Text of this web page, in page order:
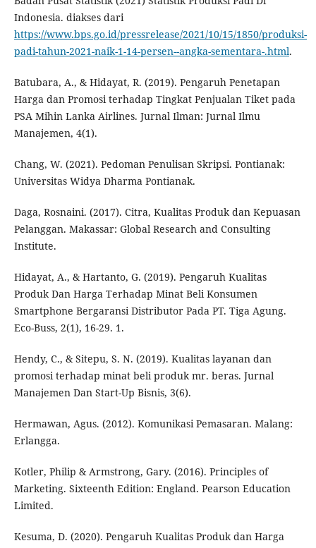
Indonesia. diakses dari
https://www.bps.go.id/pressrelease/2021/10/15/1850/produksi-
padi-tahun-2021-naik-1-14-persen--angka-sementara-.html.
Batubara, A., & Hidayat, R. (2019). Pengaruh Penetapan
Harga dan Promosi terhadap Tingkat Penjualan Tiket pada
PSA Mihin Lanka Airlines. Jurnal Ilman: Jurnal Ilmu
Manajemen, 4(1).
Chang, W. (2021). Pedoman Penulisan Skripsi. Pontianak:
Universitas Widya Dharma Pontianak.
Daga, Rosnaini. (2017). Citra, Kualitas Produk dan Kepuasan
Pelanggan. Makassar: Global Research and Consulting
Institute.
Hidayat, A., & Hartanto, G. (2019). Pengaruh Kualitas
Produk Dan Harga Terhadap Minat Beli Konsumen
Smartphone Bergaransi Distributor Pada PT. Tiga Agung.
Eco-Buss, 2(1), 16-29. 1.
Hendy, C., & Sitepu, S. N. (2019). Kualitas layanan dan
promosi terhadap minat beli produk mr. beras. Jurnal
Manajemen Dan Start-Up Bisnis, 3(6).
Hermawan, Agus. (2012). Komunikasi Pemasaran. Malang:
Erlangga.
Kotler, Philip & Armstrong, Gary. (2016). Principles of
Marketing. Sixteenth Edition: England. Pearson Education
Limited.
Kesuma, D. (2020). Pengaruh Kualitas Produk dan Harga